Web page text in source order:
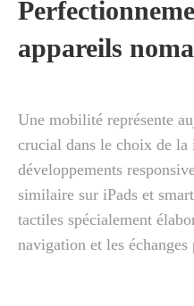
appareils
Une mobilité représente
crucial dans le choix de la
développements
similaire sur iPads et
tactiles spécialement
navigation et les échanges